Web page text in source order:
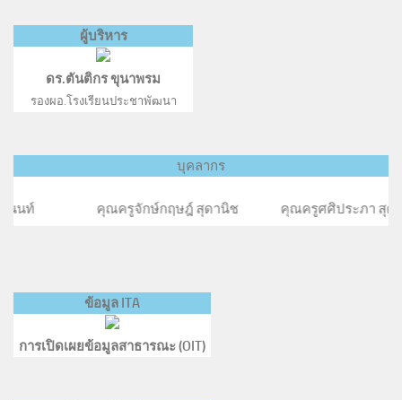
ผู้บริหาร
ดร.ตันติกร ขุนาพรม
รองผอ.โรงเรียนประชาพัฒนา
บุคลากร
จักษ์กฤษฎ์ สุดานิช คุณครูศศิประภา สุดานิช
ข้อมูล ITA
การเปิดเผยข้อมูลสาธารณะ (OIT)